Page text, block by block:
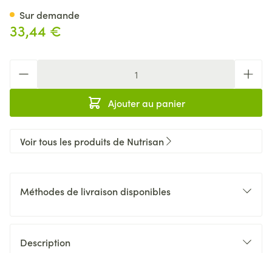
33,44 €
Ajouter au panier
Sur demande
Voir tous les produits de Nutrisan
Méthodes de livraison disponibles
Description